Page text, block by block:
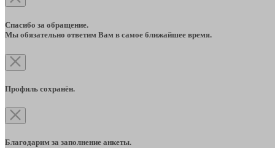
Спасибо за обращение.
Мы обязательно ответим Вам в самое ближайшее время.
Профиль сохранён.
Благодарим за заполнение анкеты.